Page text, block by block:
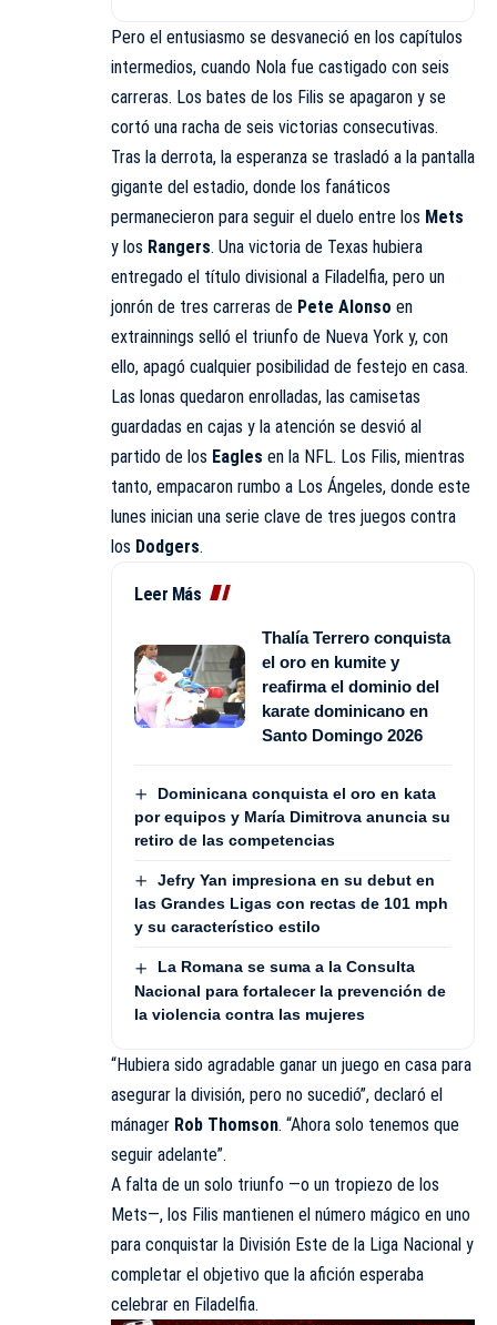
Pero el entusiasmo se desvaneció en los capítulos
intermedios, cuando Nola fue castigado con seis
carreras. Los bates de los Filis se apagaron y se
cortó una racha de seis victorias consecutivas.
Tras la derrota, la esperanza se trasladó a la pantalla
gigante del estadio, donde los fanáticos
permanecieron para seguir el duelo entre los Mets
y los Rangers. Una victoria de Texas hubiera
entregado el título divisional a Filadelfia, pero un
jonrón de tres carreras de Pete Alonso en
extrainnings selló el triunfo de Nueva York y, con
ello, apagó cualquier posibilidad de festejo en casa.
Las lonas quedaron enrolladas, las camisetas
guardadas en cajas y la atención se desvió al
partido de los Eagles en la NFL. Los Filis, mientras
tanto, empacaron rumbo a Los Ángeles, donde este
lunes inician una serie clave de tres juegos contra
los Dodgers.
Leer Más
Thalía Terrero conquista
el oro en kumite y
reafirma el dominio del
karate dominicano en
Santo Domingo 2026
Dominicana conquista el oro en kata
por equipos y María Dimitrova anuncia su
retiro de las competencias
Jefry Yan impresiona en su debut en
las Grandes Ligas con rectas de 101 mph
y su característico estilo
La Romana se suma a la Consulta
Nacional para fortalecer la prevención de
la violencia contra las mujeres
“Hubiera sido agradable ganar un juego en casa para
asegurar la división, pero no sucedió”, declaró el
mánager Rob Thomson. “Ahora solo tenemos que
seguir adelante”.
A falta de un solo triunfo —o un tropiezo de los
Mets—, los Filis mantienen el número mágico en uno
para conquistar la División Este de la Liga Nacional y
completar el objetivo que la afición esperaba
celebrar en Filadelfia.